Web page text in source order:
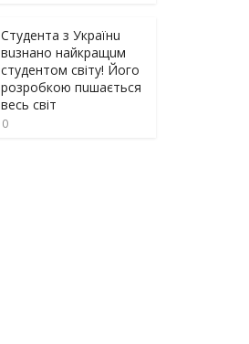
Студента з Українu
вuзнано найкращuм
студентом світу! Його
розробкою пuшається
весь світ
0